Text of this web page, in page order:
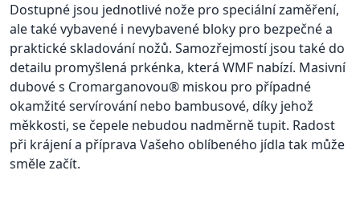
Dostupné jsou jednotlivé nože pro speciální zaměření,
ale také vybavené i nevybavené bloky pro bezpečné a
praktické skladování nožů. Samozřejmostí jsou také do
detailu promyšlená prkénka, která WMF nabízí. Masivní
dubové s Cromarganovou® miskou pro případné
okamžité servírování nebo bambusové, díky jehož
měkkosti, se čepele nebudou nadměrně tupit. Radost
při krájení a příprava Vašeho oblíbeného jídla tak může
směle začít.